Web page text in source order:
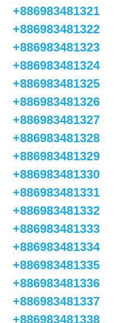
+886983481321
+886983481322
+886983481323
+886983481324
+886983481325
+886983481326
+886983481327
+886983481328
+886983481329
+886983481330
+886983481331
+886983481332
+886983481333
+886983481334
+886983481335
+886983481336
+886983481337
+886983481338